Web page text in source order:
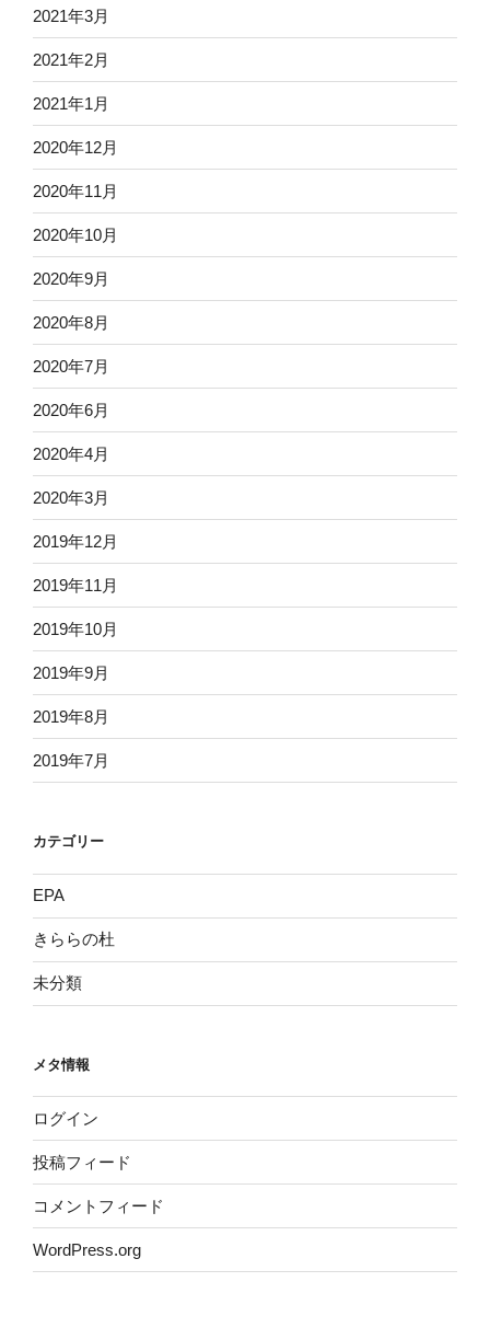
2021年3月
2021年2月
2021年1月
2020年12月
2020年11月
2020年10月
2020年9月
2020年8月
2020年7月
2020年6月
2020年4月
2020年3月
2019年12月
2019年11月
2019年10月
2019年9月
2019年8月
2019年7月
カテゴリー
EPA
きららの杜
未分類
メタ情報
ログイン
投稿フィード
コメントフィード
WordPress.org